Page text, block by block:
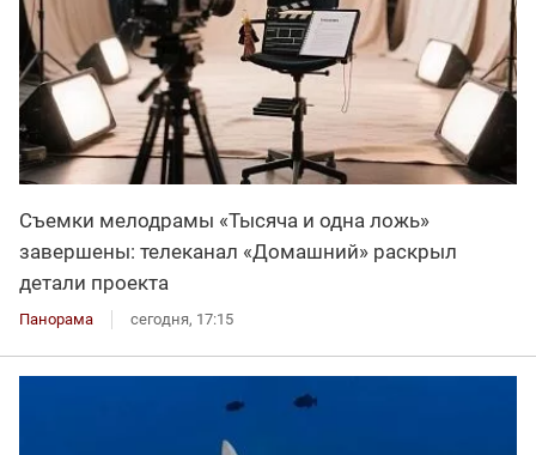
Съемки мелодрамы «Тысяча и одна ложь»
завершены: телеканал «Домашний» раскрыл
детали проекта
Панорама сегодня, 17:15